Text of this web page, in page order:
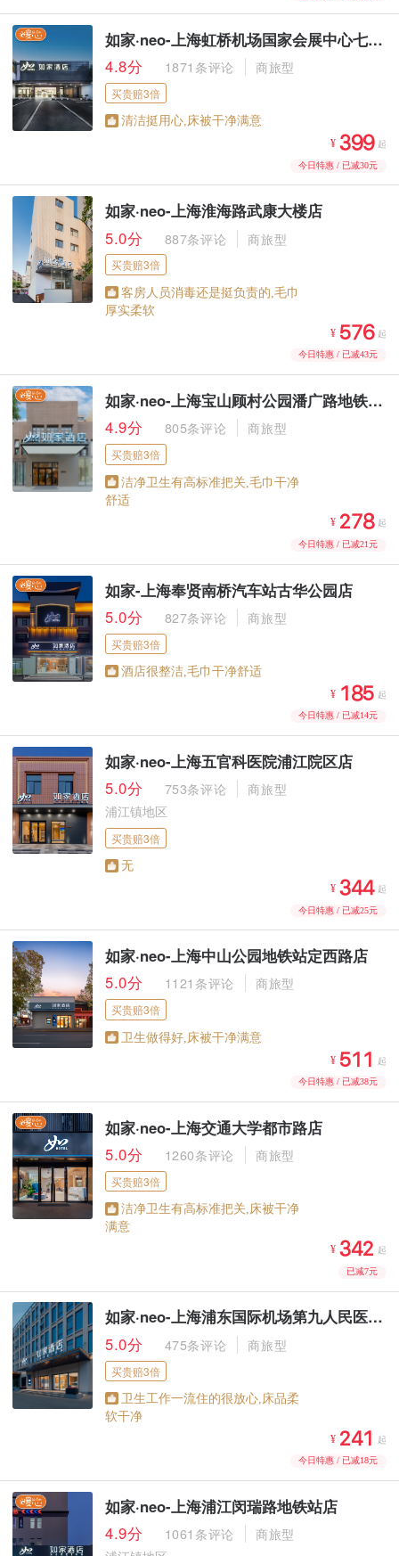
如家·neo-上海虹桥机场国家会展中心七宝古镇店
4.8分
1871条评论 商旅型
买贵赔3倍
清洁挺用心,床被干净满意
¥  起
今日特惠 / 已减30元
如家·neo-上海淮海路武康大楼店
5.0分
887条评论 商旅型
买贵赔3倍
客房人员消毒还是挺负责的,毛巾
厚实柔软
¥  起
今日特惠 / 已减43元
如家·neo-上海宝山顾村公园潘广路地铁站店
4.9分
805条评论 商旅型
买贵赔3倍
洁净卫生有高标准把关,毛巾干净
舒适
¥   起
今日特惠 / 已减21元
如家-上海奉贤南桥汽车站古华公园店
5.0分
827条评论 商旅型
买贵赔3倍
酒店很整洁,毛巾干净舒适
¥   起
今日特惠 / 已减14元
如家·neo-上海五官科医院浦江院区店
5.0分
753条评论
商旅型
浦江镇地区
买贵赔3倍
无
¥  起
今日特惠 / 已减25元
如家·neo-上海中山公园地铁站定西路店
5.0分
1121条评论 商旅型
买贵赔3倍
卫生做得好,床被干净满意
¥   起
今日特惠 / 已减38元
如家·neo-上海交通大学都市路店
5.0分
1260条评论 商旅型
买贵赔3倍
洁净卫生有高标准把关,床被干净
满意
¥  起
已减7元
如家·neo-上海浦东国际机场第九人民医院东站店
5.0分
475条评论 商旅型
买贵赔3倍
卫生工作一流住的很放心,床品柔
软干净
¥  起
今日特惠 / 已减18元
如家·neo-上海浦江闵瑞路地铁站店
4.9分
1061条评论
商旅型